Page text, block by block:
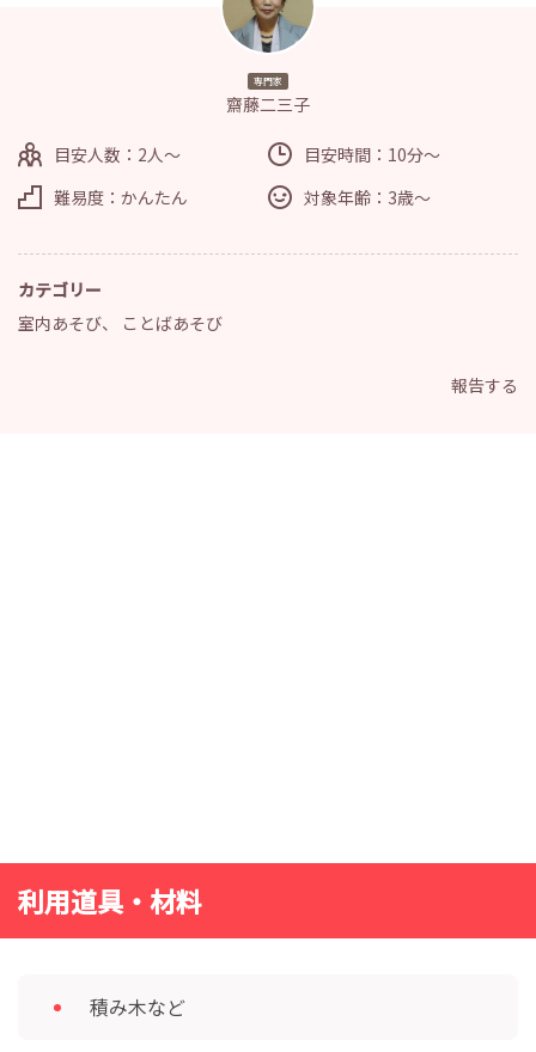
専門家
齋藤二三子
目安人数：2人～
目安時間：10分～
難易度：かんたん
対象年齢：3歳～
カテゴリー
室内あそび、 ことばあそび
報告する
利用道具・材料
積み木など